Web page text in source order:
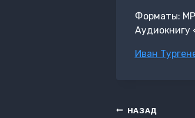
Форматы:
Аудиокнигу
Метки
Иван
Навигация
НАЗАД